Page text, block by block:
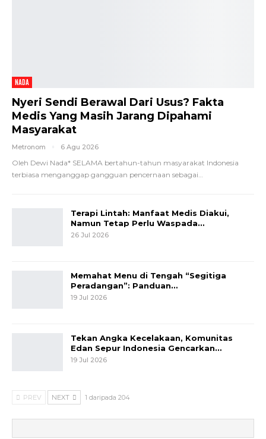
NADA
Nyeri Sendi Berawal Dari Usus? Fakta
Medis Yang Masih Jarang Dipahami
Masyarakat
Metronom 6 Agu 2026
Oleh Dewi Nada* SELAMA bertahun-tahun masyarakat Indonesia
terbiasa menganggap gangguan pencernaan sebagai…
Terapi Lintah: Manfaat Medis Diakui,
Namun Tetap Perlu Waspada…
26 Jul 2026
Memahat Menu di Tengah “Segitiga
Peradangan”: Panduan…
19 Jul 2026
Tekan Angka Kecelakaan, Komunitas
Edan Sepur Indonesia Gencarkan…
19 Jul 2026
PREV NEXT 1 daripada 204